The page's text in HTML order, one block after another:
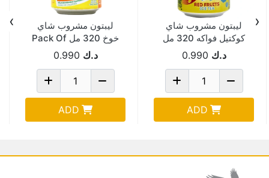
ليبتون مشروب شاي
كوكتيل فواكه 320 مل
Pack Of 6د.ك 0.990
ADD
ليبتون مشروب شاي
خوخ 320 مل Pack Of
6 د.ك 0.990
ADD
‹
›